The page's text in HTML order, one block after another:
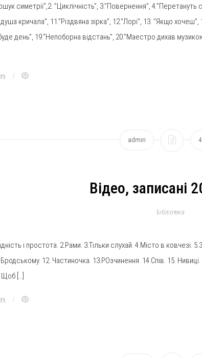
симетрії”,2. ”Циклічність”, 3.”Повернення”, 4.”Перетануть
кричала”, 11.”Різдвяна зірка”, 12.”Лорі”, 13. ”Якщо
буде день”, 19.”Непоборна відстань”, 20.”Маестро дихав
/
admin
Відео, записані
Бібліотека
і простота. 2.Рами. 3.Тільки слухай. 4.Місто в
12. Частиночка. 13.РОзчинення. 14.Спів. 15.
Щоб […]
/